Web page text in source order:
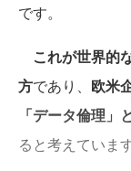
です。
これが世界的
方であり、 欧米
「データ倫理
ると考えています